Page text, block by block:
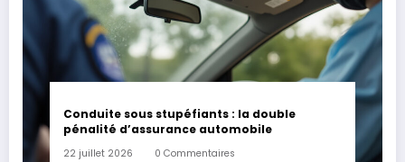
Conduite sous stupéfiants : la double
pénalité d’assurance automobile
22 juillet 2026 0 Commentaires